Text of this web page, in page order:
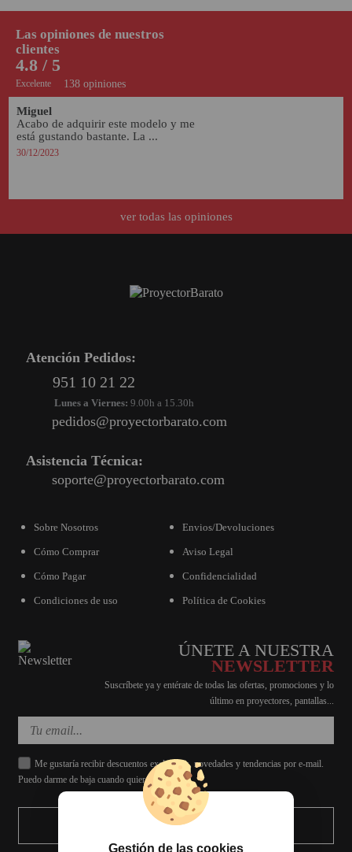
138 opiniones
4.8 / 5
Excelente
Las opiniones de nuestros
clientes
Miguel
Acabo de adquirir este modelo y me
está gustando bastante. La ...
30/12/2023
ver todas las opiniones
Atención Pedidos:
951 10 21 22
Lunes a Viernes: 9.00h a 15.30h
pedidos@proyectorbarato.com
Asistencia Técnica:
soporte@proyectorbarato.com
Sobre Nosotros
Cómo Comprar
Cómo Pagar
Condiciones de uso
Envios/Devoluciones
Aviso Legal
Confidencialidad
Política de Cookies
ÚNETE A NUESTRA
NEWSLETTER
Suscríbete ya y entérate de todas las ofertas, promociones y lo
último en proyectores, pantallas...
Me gustaría recibir descuentos exclusivos, novedades y tendencias por e-mail.
Puedo darme de baja cuando quiera.
ENVIAR
Gestión de las cookies